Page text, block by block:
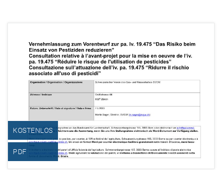
KOSTENLOS
PDF